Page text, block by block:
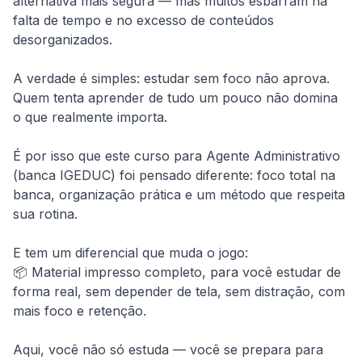
falta de tempo e no excesso de conteúdos
desorganizados.
A verdade é simples: estudar sem foco não aprova.
Quem tenta aprender de tudo um pouco não domina
o que realmente importa.
É por isso que este curso para Agente Administrativo
(banca IGEDUC) foi pensado diferente: foco total na
banca, organização prática e um método que respeita
sua rotina.
E tem um diferencial que muda o jogo:
📦 Material impresso completo, para você estudar de
forma real, sem depender de tela, sem distração, com
mais foco e retenção.
Aqui, você não só estuda — você se prepara para